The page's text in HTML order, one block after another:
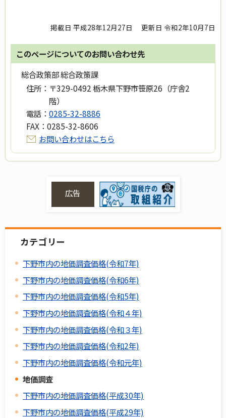
掲載日 平成28年12月27日 更新日 令和2年10月7日
このページについてのお問い合わせ先
総合政策部 総合政策課
住所： 〒329-0492 栃木県下野市笹原26（庁舎2
階）
電話： 0285-32-8886
FAX： 0285-32-8606
お問い合わせはこちら
広告
カテゴリー
下野市内の地価調査価格(令和7年)
下野市内の地価調査価格(令和6年)
下野市内の地価調査価格(令和5年)
下野市内の地価調査価格(令和４年)
下野市内の地価調査価格(令和３年)
下野市内の地価調査価格(令和2年)
下野市内の地価調査価格(令和元年)
地価調査
下野市内の地価調査価格(平成30年)
下野市内の地価調査価格(平成29年)